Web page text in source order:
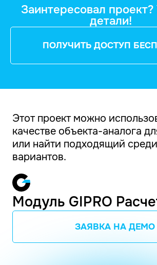
Заинтересовал проект?
детали!
ПОЛУЧИТЬ ДОСТУП
Этот проект можно
качестве объекта-аналога
или найти подходящий
вариантов.
Модуль GIPRO
ЗАЯВКА НА ДЕМО